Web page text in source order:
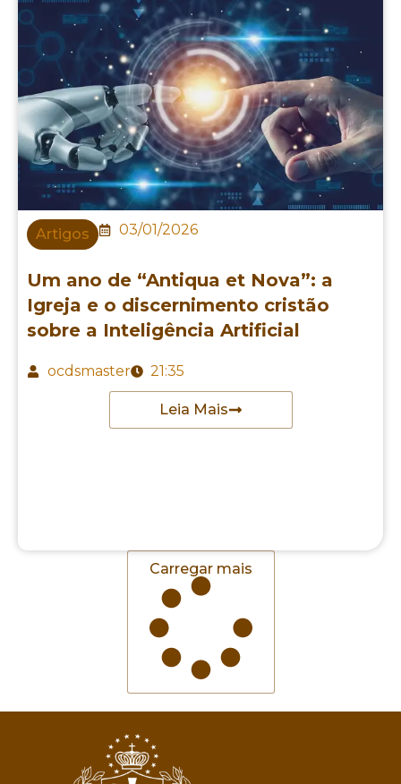
Artigos 03/01/2026
Um ano de “Antiqua et Nova”: a
Igreja e o discernimento cristão
sobre a Inteligência Artificial
ocdsmaster 21:35
Leia Mais
Carregar mais